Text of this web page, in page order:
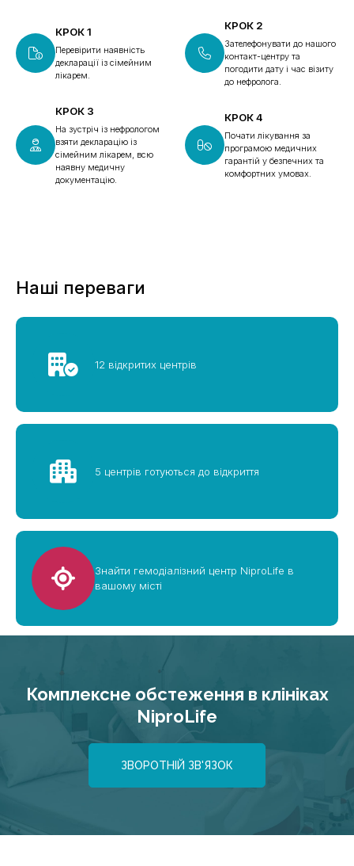
КРОК 1
Перевірити наявність
декларації із сімейним
лікарем.
КРОК 2
Зателефонувати до нашого
контакт-центру та
погодити дату і час візиту
до нефролога.
КРОК 3
На зустріч із нефрологом
взяти декларацію із
сімейним лікарем, всю
наявну медичну
документацію.
КРОК 4
Почати лікування за
програмою медичних
гарантій у безпечних та
комфортних умовах.
Наші переваги
12 відкритих центрів
5 центрів готуються до відкриття
Знайти гемодіалізний центр NiproLife в
вашому місті
Комплексне обстеження в клініках
NiproLife
ЗВОРОТНІЙ ЗВ'ЯЗОК